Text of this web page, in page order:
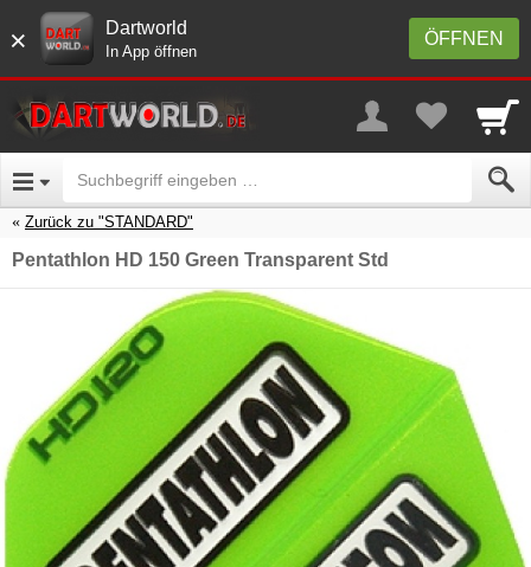
× ÖFFNEN
Dartworld
In App öffnen
Zurück zu "STANDARD"
Pentathlon HD 150 Green Transparent Std